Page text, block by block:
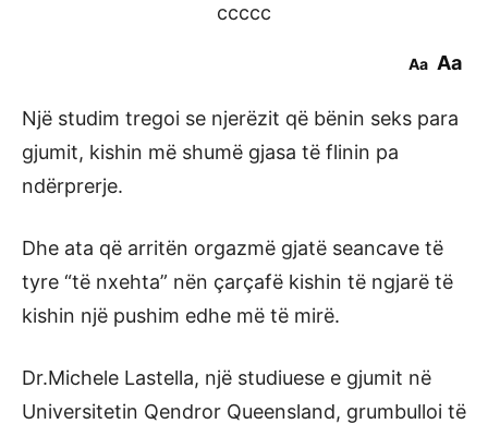
ccccc
Aa Aa
Një studim tregoi se njerëzit që bënin seks para
gjumit, kishin më shumë gjasa të flinin pa
ndërprerje.
Dhe ata që arritën orgazmë gjatë seancave të
tyre “të nxehta” nën çarçafë kishin të ngjarë të
kishin një pushim edhe më të mirë.
Dr.Michele Lastella, një studiuese e gjumit në
Universitetin Qendror Queensland, grumbulloi të